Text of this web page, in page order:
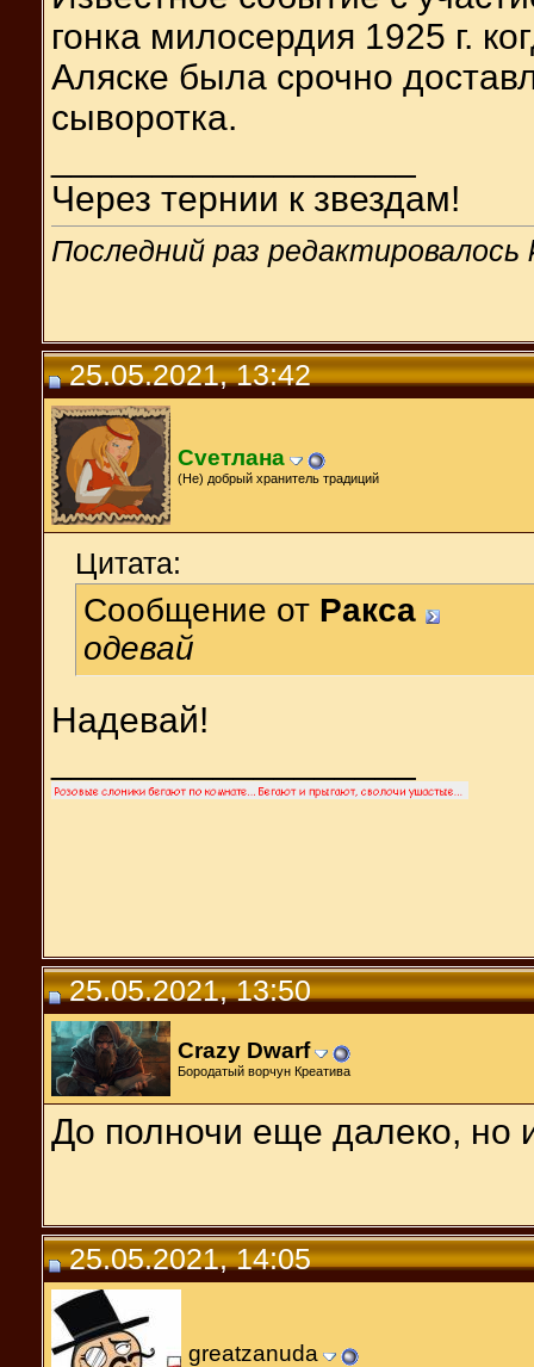
гонка милосердия 1925 г.
Аляске была срочно
сыворотка.
Через тернии к звездам!
Последний раз
25.05.2021, 13:42
Cveтлана
(Не) добрый хранитель традиций
Цитата:
Сообщение от Ракса
одевай
Надевай!
25.05.2021, 13:50
Crazy Dwarf
Бородатый ворчун Креатива
До полночи еще далеко, но
25.05.2021, 14:05
greatzanuda